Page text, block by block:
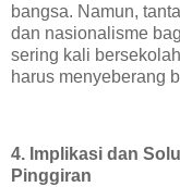
bangsa. Namun,
dan nasionalisme
sering kali
harus menyeberang
4. Implikasi dan
Pinggiran